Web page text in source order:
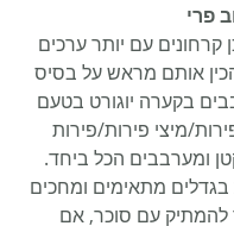
קרחונים עם יותר ערכים
אותם מראש על בסיס
בקערה יוגורט בטעם
מיצי פירות/פירות
ומערבבים הכל ביחד.
בגדלים מתאימים ומחכים
להמתיק עם סוכר, אם